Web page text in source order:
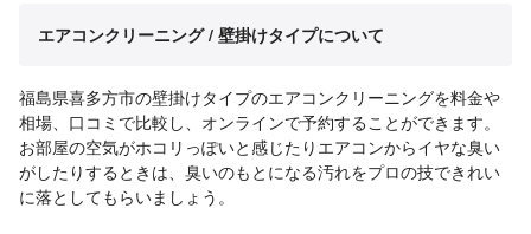
エアコンクリーニング / 壁掛けタイプについて
福島県喜多方市の壁掛けタイプのエアコンクリーニングを料金や
相場、口コミで比較し、オンラインで予約することができます。
お部屋の空気がホコリっぽいと感じたりエアコンからイヤな臭い
がしたりするときは、臭いのもとになる汚れをプロの技できれい
に落としてもらいましょう。